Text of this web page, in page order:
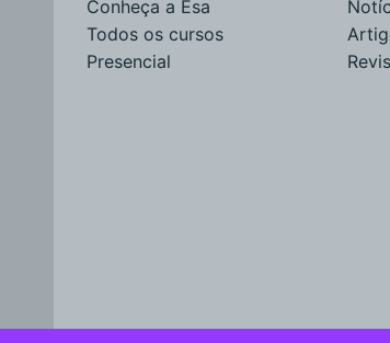
Conheça a Esa
Todos os cursos
Presencial